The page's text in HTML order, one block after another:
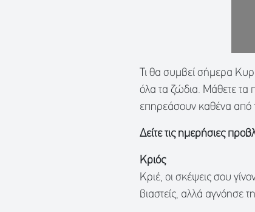
Τι θα συμβεί σήμερα
όλα τα ζώδια. Μάθετε τα
επηρεάσουν καθένα από
Δείτε τις ημερήσιες
Κριός
Κριέ, οι σκέψεις σου
βιαστείς, αλλά αγνόησε